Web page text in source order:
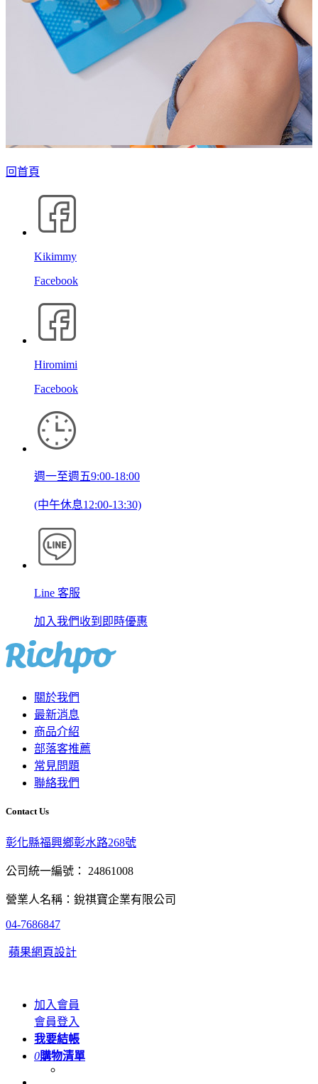
回首頁
Kikimmy
Facebook
Hiromimi
Facebook
週一至週五9:00-18:00
(中午休息12:00-13:30)
Line 客服
加入我們收到即時優惠
關於我們
最新消息
商品介紹
部落客推薦
常見問題
聯絡我們
Contact Us
彰化縣福興鄉彰水路268號
公司統一編號： 24861008
營業人名稱：銳祺寶企業有限公司
04-7686847
蘋果網頁設計
加入會員
會員登入
我要結帳
0購物清單